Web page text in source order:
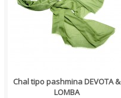
Chal tipo pashmina DEVOTA &
LOMBA